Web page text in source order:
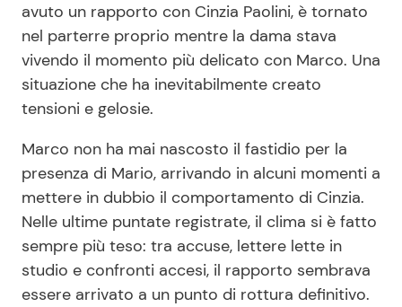
avuto un rapporto con Cinzia Paolini, è tornato
nel parterre proprio mentre la dama stava
vivendo il momento più delicato con Marco. Una
situazione che ha inevitabilmente creato
tensioni e gelosie.
Marco non ha mai nascosto il fastidio per la
presenza di Mario, arrivando in alcuni momenti a
mettere in dubbio il comportamento di Cinzia.
Nelle ultime puntate registrate, il clima si è fatto
sempre più teso: tra accuse, lettere lette in
studio e confronti accesi, il rapporto sembrava
essere arrivato a un punto di rottura definitivo.